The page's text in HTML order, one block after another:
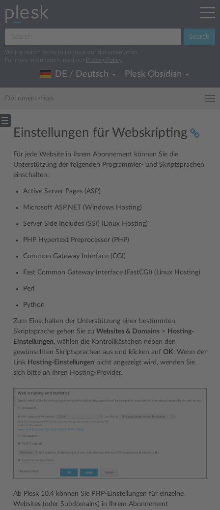
Search
We log search terms to improve our documentation.
For more information, read our
Privacy Policy
DE / Deutsch Plesk Obsidian
Documentation
Einstellungen für Webskripting
Für jede Website in Ihrem Abonnement können Sie die
Unterstützung der folgenden Programmier- und Skriptsprachen
einschalten:
Active Server Pages (ASP)
Microsoft ASP.NET (Windows Hosting)
Server Side Includes (SSI) (Linux Hosting)
PHP Hypertext Preprocessor (PHP)
Common Gateway Interface (CGI)
Fast Common Gateway Interface (FastCGI) (Linux Hosting)
Perl
Python
Zum Einschalten der Unterstützung einer bestimmten
Skriptsprache gehen Sie zu Websites & Domains > Hosting-
Einstellungen, wählen die Kontrollkästchen neben den
gewünschten Skriptsprachen aus und klicken auf OK. Wenn der
Link Hosting-Einstellungen nicht angezeigt wird, wenden Sie
sich bitte an Ihren Hosting-Provider.
Ab Plesk 10.4 können Sie PHP-Einstellungen für einzelne
Websites (oder Subdomains) in Ihrem Abonnement